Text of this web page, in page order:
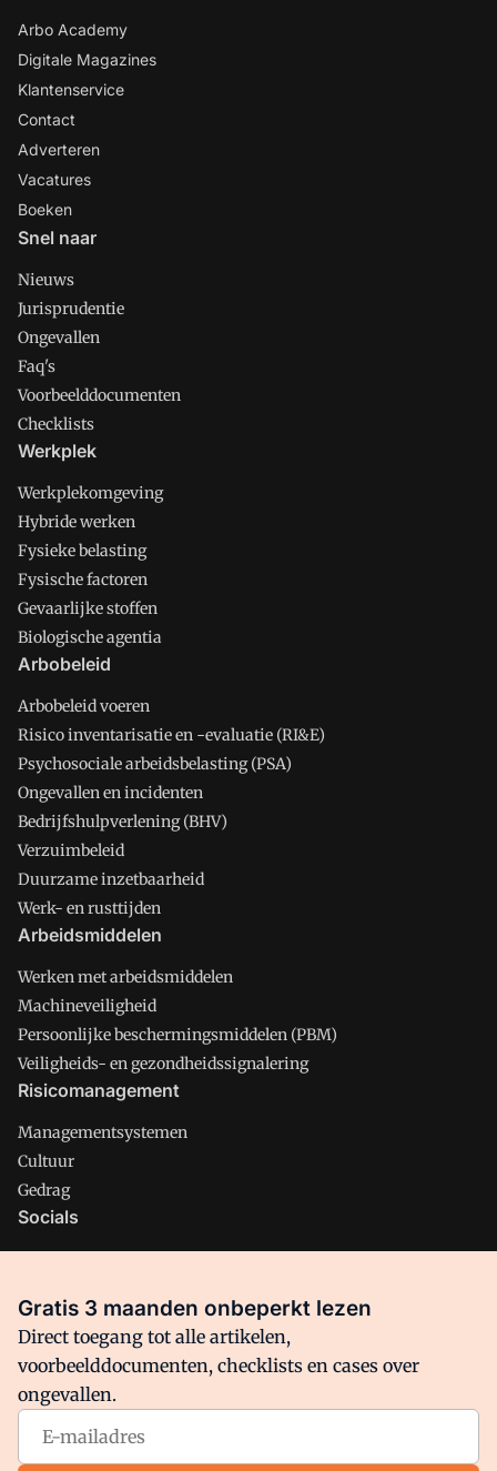
Arbo Academy
Digitale Magazines
Klantenservice
Contact
Adverteren
Vacatures
Boeken
Snel naar
Nieuws
Jurisprudentie
Ongevallen
Faq's
Voorbeelddocumenten
Checklists
Werkplek
Werkplekomgeving
Hybride werken
Fysieke belasting
Fysische factoren
Gevaarlijke stoffen
Biologische agentia
Arbobeleid
Arbobeleid voeren
Risico inventarisatie en -evaluatie (RI&E)
Psychosociale arbeidsbelasting (PSA)
Ongevallen en incidenten
Bedrijfshulpverlening (BHV)
Verzuimbeleid
Duurzame inzetbaarheid
Werk- en rusttijden
Arbeidsmiddelen
Werken met arbeidsmiddelen
Machineveiligheid
Persoonlijke beschermingsmiddelen (PBM)
Veiligheids- en gezondheidssignalering
Risicomanagement
Managementsystemen
Cultuur
Gedrag
Socials
Facebook
Arbo is onderdeel van VMN media. Lees inons manifestwaar
VMN media voor staat. Op gebruik van deze site zijn de
Gratis 3 maanden onbeperkt lezen
Direct toegang tot alle artikelen,
voorbeelddocumenten, checklists en cases over
ongevallen.